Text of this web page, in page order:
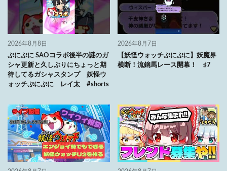
2026年8月8日
ぷにぷに SAOコラボ後半の謎のガ
シャ更新と久しぶりにちょっと期
待してるガシャスタンプ 妖怪ウ
ォッチぷにぷに レイ太 #shorts
2026年8月7日
【妖怪ウォッチぷにぷに】妖魔界
横断！流鏑馬レース開幕！ ♯7